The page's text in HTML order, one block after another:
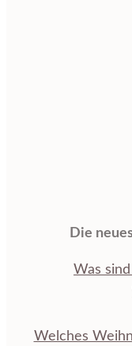
Die
Was
Welches